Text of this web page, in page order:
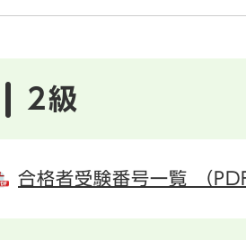
2級
合格者受験番号一覧 （